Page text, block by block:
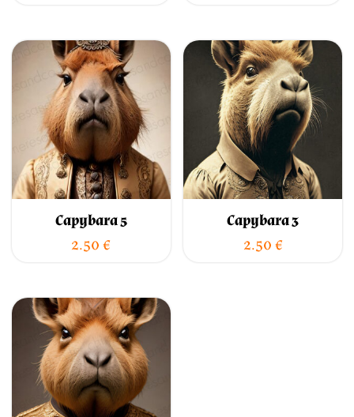
Capybara 5
2.50€
Capybara 3
2.50€